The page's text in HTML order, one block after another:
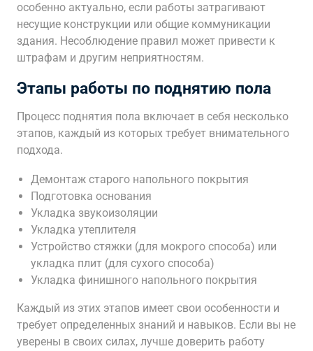
особенно актуально, если работы затрагивают
несущие конструкции или общие коммуникации
здания. Несоблюдение правил может привести к
штрафам и другим неприятностям.
Этапы работы по поднятию пола
Процесс поднятия пола включает в себя несколько
этапов, каждый из которых требует внимательного
подхода.
Демонтаж старого напольного покрытия
Подготовка основания
Укладка звукоизоляции
Укладка утеплителя
Устройство стяжки (для мокрого способа) или
укладка плит (для сухого способа)
Укладка финишного напольного покрытия
Каждый из этих этапов имеет свои особенности и
требует определенных знаний и навыков. Если вы не
уверены в своих силах, лучше доверить работу